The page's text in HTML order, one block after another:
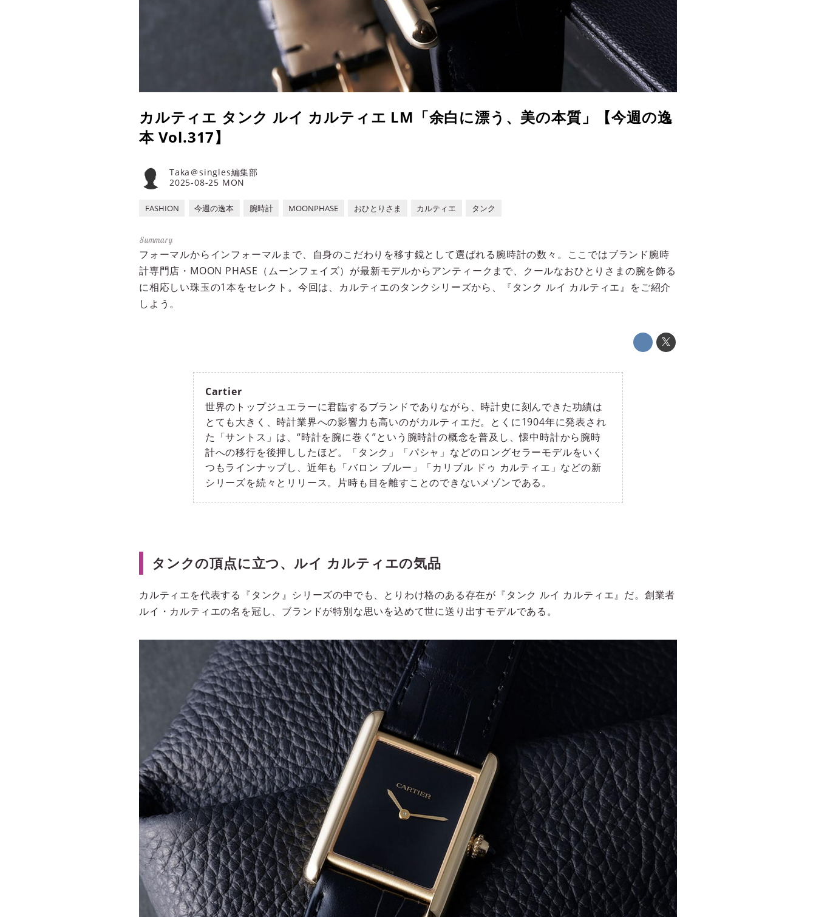
カルティエ タンク ルイ カルティエ LM「余白に漂う、美の本質」【今週の逸
本 Vol.317】
2025-08-25 MON
Taka＠singles編集部
FASHION 今週の逸本 腕時計 MOONPHASE おひとりさま カルティエ タンク
フォーマルからインフォーマルまで、自身のこだわりを移す鏡として選ばれる腕時計の数々。ここではブランド腕時
計専門店・MOON PHASE（ムーンフェイズ）が最新モデルからアンティークまで、クールなおひとりさまの腕を飾る
に相応しい珠玉の1本をセレクト。今回は、カルティエのタンクシリーズから、『タンク ルイ カルティエ』をご紹介
しよう。
Cartier
世界のトップジュエラーに君臨するブランドでありながら、時計史に刻んできた功績は
とても大きく、時計業界への影響力も高いのがカルティエだ。とくに1904年に発表され
た「サントス」は、“時計を腕に巻く”という腕時計の概念を普及し、懐中時計から腕時
計への移行を後押ししたほど。「タンク」「パシャ」などのロングセラーモデルをいく
つもラインナップし、近年も「バロン ブルー」「カリブル ドゥ カルティエ」などの新
シリーズを続々とリリース。片時も目を離すことのできないメゾンである。
タンクの頂点に立つ、ルイ カルティエの気品
カルティエを代表する『タンク』シリーズの中でも、とりわけ格のある存在が『タンク ルイ カルティエ』だ。創業者
ルイ・カルティエの名を冠し、ブランドが特別な思いを込めて世に送り出すモデルである。